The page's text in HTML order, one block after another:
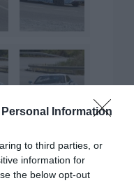
Information
to third parties, or
information for
the below opt-out